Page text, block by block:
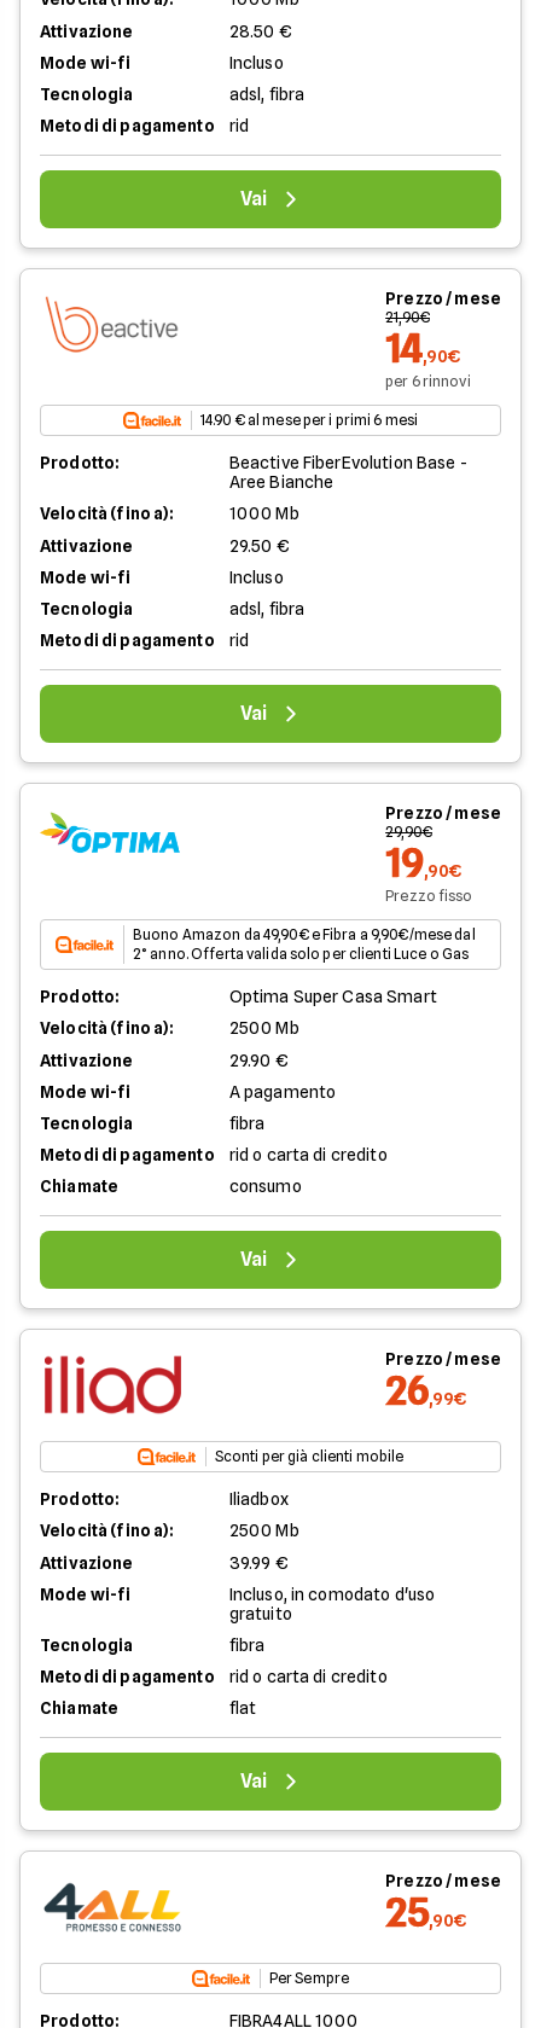
Attivazione
28.50 €
Mode wi-fi
Incluso
Tecnologia
adsl, fibra
Metodi di pagamento
rid
Vai
Prezzo / mese
21,90€
14,90€
per 6 rinnovi
14.90 € al mese per i primi 6 mesi
Prodotto:
Beactive FiberEvolution Base -
Aree Bianche
Velocità (fino a):
1000 Mb
Attivazione
29.50 €
Mode wi-fi
Incluso
Tecnologia
adsl, fibra
Metodi di pagamento
rid
Vai
Prezzo / mese
29,90€
19,90€
Prezzo fisso
Buono Amazon da 49,90€ e Fibra a 9,90€/mese dal
2° anno. Offerta valida solo per clienti Luce o Gas
Prodotto:
Optima Super Casa Smart
Velocità (fino a):
2500 Mb
Attivazione
29.90 €
Mode wi-fi
A pagamento
Tecnologia
fibra
Metodi di pagamento
rid o carta di credito
Chiamate
consumo
Vai
Prezzo / mese
26,99€
Sconti per già clienti mobile
Prodotto:
Iliadbox
Velocità (fino a):
2500 Mb
Attivazione
39.99 €
Mode wi-fi
Incluso, in comodato d'uso
gratuito
Tecnologia
fibra
Metodi di pagamento
rid o carta di credito
Chiamate
flat
Vai
Prezzo / mese
25,90€
Per Sempre
Prodotto: FIBRA4ALL 1000